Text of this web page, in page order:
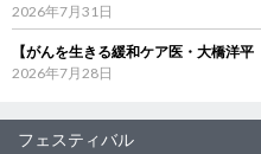
2026年7月31日
【がんを生きる緩和ケア医・大橋洋
2026年7月28日
フェスティバル